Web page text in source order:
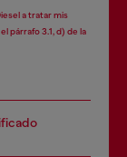
a tratar mis
párrafo 3.1, d) de la